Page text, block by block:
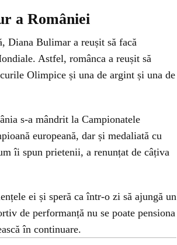
a României
Diana Bulimar a reușit să facă
Astfel, românca a reușit să
Olimpice și una de argint și una de
s-a mândrit la Campionatele
europeană, dar și medaliată cu
îi spun prietenii, a renunțat de câțiva
ei și speră ca într-o zi să ajungă un
de performanță nu se poate pensiona
în continuare.